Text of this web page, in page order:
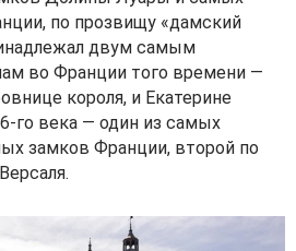
по прозвищу «дамский
двум самым
во Франции того времени —
короля, и Екатерине
го века — один из самых
замков Франции, второй по